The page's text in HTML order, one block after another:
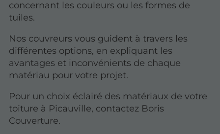
concernant les couleurs ou les formes de
tuiles.
Nos couvreurs vous guident à travers les
différentes options, en expliquant les
avantages et inconvénients de chaque
matériau pour votre projet.
Pour un choix éclairé des matériaux de votre
toiture à Picauville, contactez Boris
Couverture.